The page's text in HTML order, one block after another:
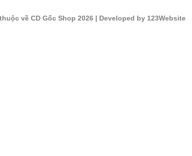
về CD Gốc Shop 2026| Developed by 123Website